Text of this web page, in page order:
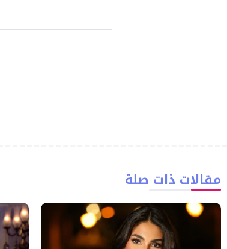
مقالات ذات صلة